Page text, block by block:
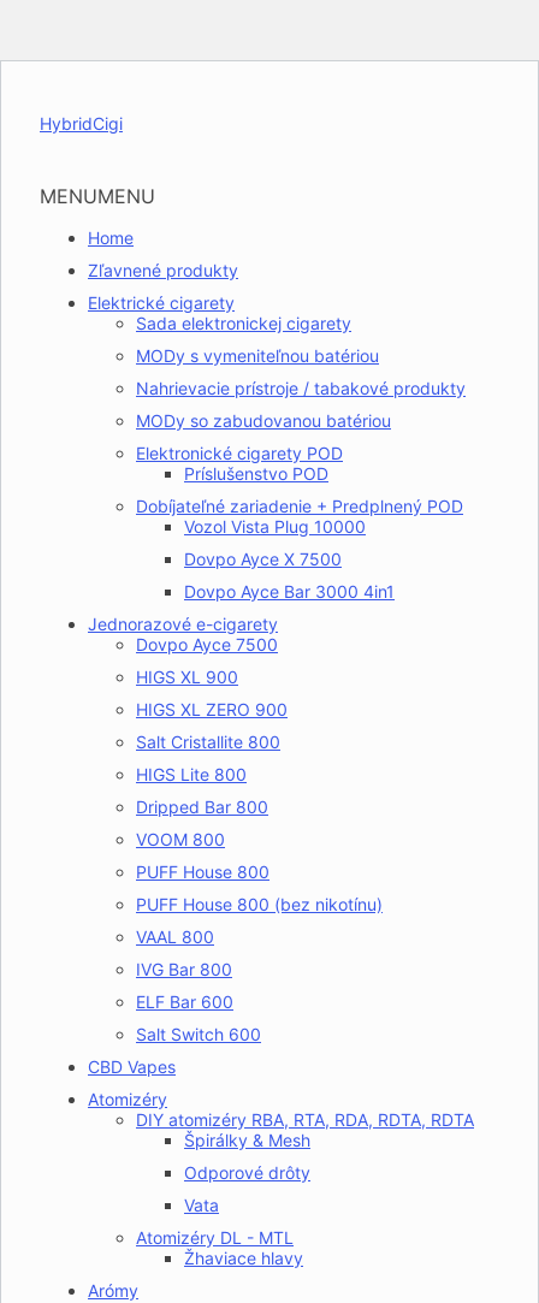
HybridCigi
MENUMENU
Home
Zľavnené produkty
Elektrické cigarety
Sada elektronickej cigarety
MODy s vymeniteľnou batériou
Nahrievacie prístroje / tabakové produkty
MODy so zabudovanou batériou
Elektronické cigarety POD
Príslušenstvo POD
Dobíjateľné zariadenie + Predplnený POD
Vozol Vista Plug 10000
Dovpo Ayce X 7500
Dovpo Ayce Bar 3000 4in1
Jednorazové e-cigarety
Dovpo Ayce 7500
HIGS XL 900
HIGS XL ZERO 900
Salt Cristallite 800
HIGS Lite 800
Dripped Bar 800
VOOM 800
PUFF House 800
PUFF House 800 (bez nikotínu)
VAAL 800
IVG Bar 800
ELF Bar 600
Salt Switch 600
CBD Vapes
Atomizéry
DIY atomizéry RBA, RTA, RDA, RDTA, RDTA
Špirálky & Mesh
Odporové drôty
Vata
Atomizéry DL - MTL
Žhaviace hlavy
Arómy